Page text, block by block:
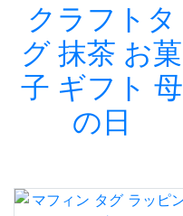
クラフトタ
グ 抹茶 お菓
子 ギフト 母
の日